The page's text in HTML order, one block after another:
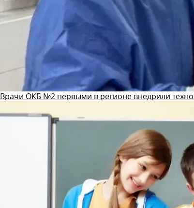
Врачи ОКБ №2 первыми в регионе внедрили